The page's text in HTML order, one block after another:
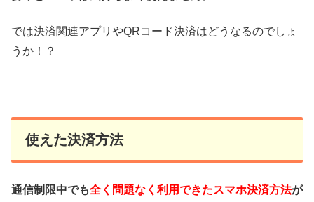
では決済関連アプリやQRコード決済はどうなるのでしょ
うか！？
使えた決済方法
通信制限中でも全く問題なく利用できたスマホ決済方法が